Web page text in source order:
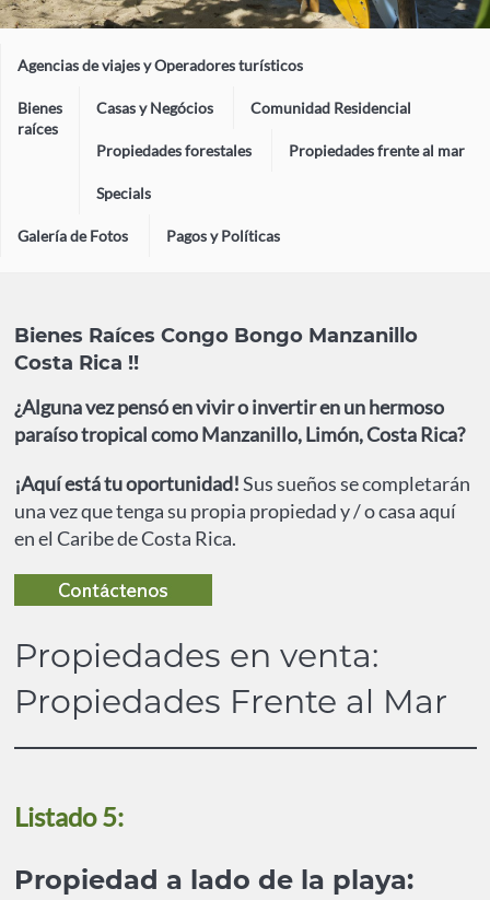
Agencias de viajes y Operadores turísticos
Bienes
raíces
Casas y Negócios Comunidad Residencial
Propiedades forestales Propiedades frente al mar
Specials
Galería de Fotos Pagos y Políticas
Bienes Raíces Congo Bongo Manzanillo
Costa Rica !!
¿Alguna vez pensó en vivir o invertir en un hermoso
paraíso tropical como Manzanillo, Limón, Costa Rica?
¡Aquí está tu oportunidad!Sus sueños se completarán
una vez que tenga su propia propiedad y / o casa aquí
en el Caribe de Costa Rica.
Propiedades en venta:
Propiedades Frente al Mar
Listado 5:
Propiedad a lado de la playa: